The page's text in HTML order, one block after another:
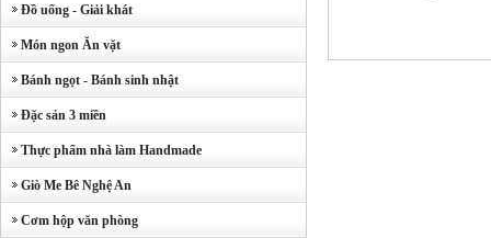
Đồ uống - Giải khát
Món ngon Ăn vặt
Bánh ngọt - Bánh sinh nhật
Đặc sản 3 miền
Thực phẩm nhà làm Handmade
Giò Me Bê Nghệ An
Cơm hộp văn phòng